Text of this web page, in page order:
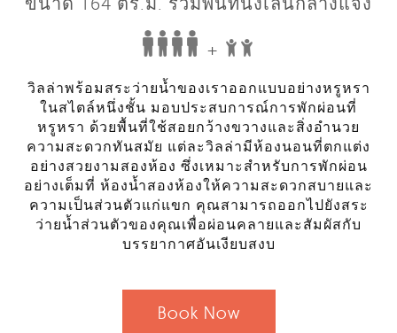
+
วิลล่าพร้อมสระว่ายน้ำของเราออกแบบอย่างหรูหรา
ในสไตล์หนึ่งชั้น มอบประสบการณ์การพักผ่อนที่
หรูหรา ด้วยพื้นที่ใช้สอยกว้างขวางและสิ่งอำนวย
ความสะดวกทันสมัย แต่ละวิลล่ามีห้องนอนที่ตกแต่ง
อย่างสวยงามสองห้อง ซึ่งเหมาะสำหรับการพักผ่อน
อย่างเต็มที่ ห้องน้ำสองห้องให้ความสะดวกสบายและ
ความเป็นส่วนตัวแก่แขก คุณสามารถออกไปยังสระ
ว่ายน้ำส่วนตัวของคุณเพื่อผ่อนคลายและสัมผัสกับ
บรรยากาศอันเงียบสงบ
Book Now